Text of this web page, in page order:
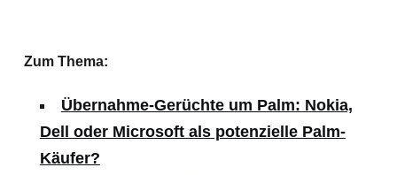
Zum Thema:
Übernahme-Gerüchte um Palm: Nokia,
Dell oder Microsoft als potenzielle Palm-
Käufer?